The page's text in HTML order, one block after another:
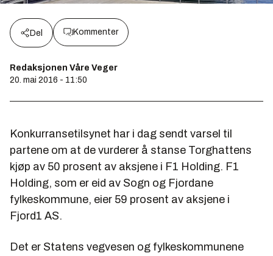
Del Kommenter
Redaksjonen Våre Veger
20. mai 2016 - 11:50
Konkurransetilsynet har i dag sendt varsel til
partene om at de vurderer å stanse Torghattens
kjøp av 50 prosent av aksjene i F1 Holding. F1
Holding, som er eid av Sogn og Fjordane
fylkeskommune, eier 59 prosent av aksjene i
Fjord1 AS.
Det er Statens vegvesen og fylkeskommunene